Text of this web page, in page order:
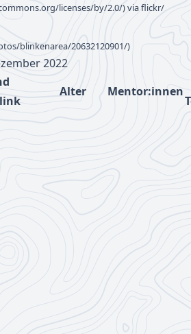
licenses/by/2.0/) via flickr/
blinkenarea/20632120901/)
2022
Alter Mentor:innen